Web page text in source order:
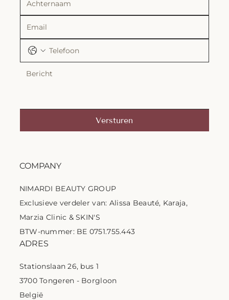
Versturen
COMPANY
NIMARDI BEAUTY GROUP
Exclusieve verdeler van: Alissa Beauté, Karaja,
Marzia Clinic & SKIN'S
BTW-nummer: BE 0751.755.443
ADRES
Stationslaan 26, bus 1
3700 Tongeren - Borgloon
België